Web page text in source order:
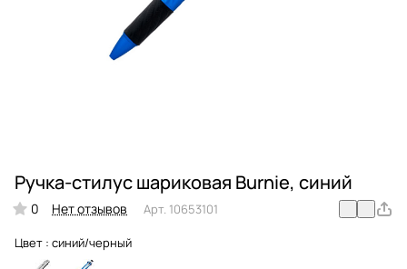
Ручка-стилус шариковая Burnie, синий
0 Нет отзывов Арт. 10653101
Цвет : синий/черный